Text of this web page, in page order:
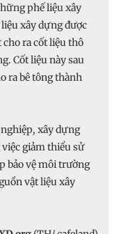
phế liệu xây
xây dựng được
cho ra cốt liệu thô
Cốt liệu này sau
ra bê tông thành
xây dựng
giảm thiểu sử
bảo vệ môi trường
vật liệu xây